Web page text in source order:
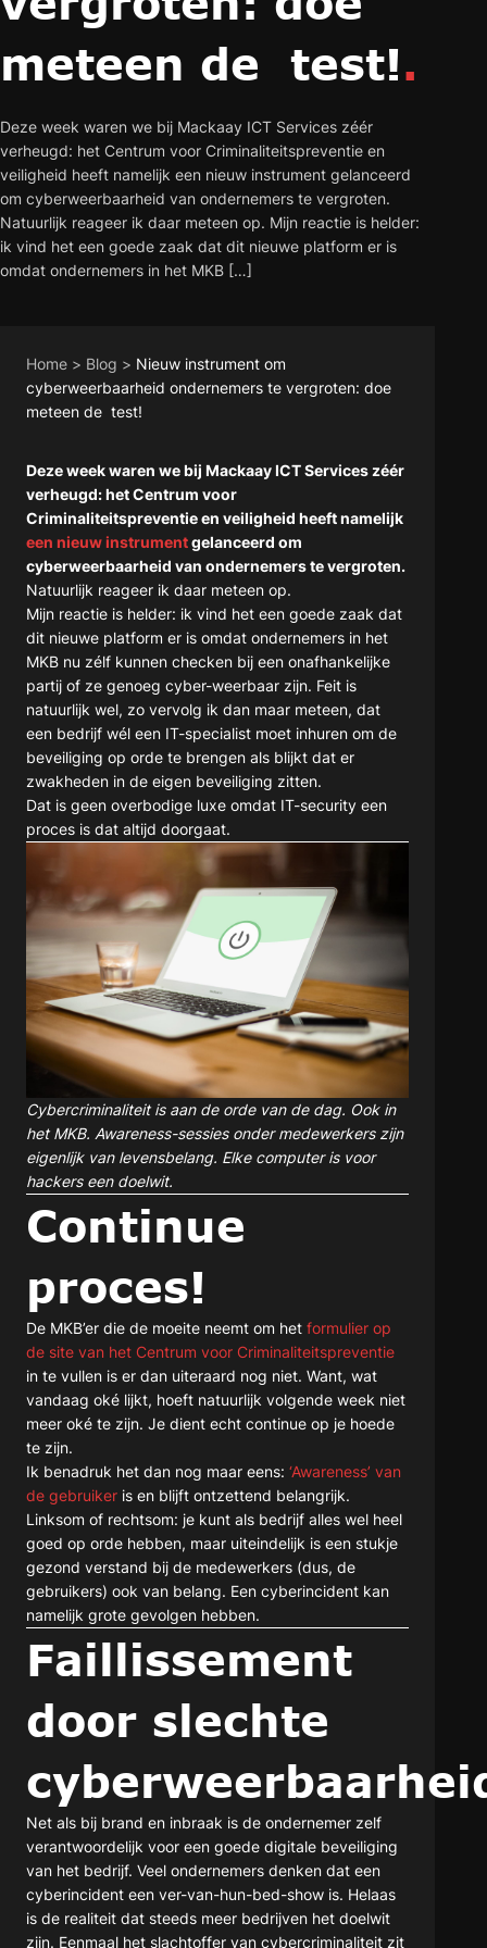
meteen de test!.
Deze week waren we bij Mackaay ICT Services zéér
verheugd: het Centrum voor Criminaliteitspreventie en
veiligheid heeft namelijk een nieuw instrument gelanceerd
om cyberweerbaarheid van ondernemers te vergroten.
Natuurlijk reageer ik daar meteen op. Mijn reactie is helder:
ik vind het een goede zaak dat dit nieuwe platform er is
omdat ondernemers in het MKB […]
Home > Blog > Nieuw instrument om
cyberweerbaarheid ondernemers te vergroten: doe
meteen de test!
Deze week waren we bij Mackaay ICT Services zéér
verheugd: het Centrum voor
Criminaliteitspreventie en veiligheid heeft namelijk
een nieuw instrumentgelanceerd om
cyberweerbaarheid van ondernemers te vergroten.
Natuurlijk reageer ik daar meteen op.
Mijn reactie is helder: ik vind het een goede zaak dat
dit nieuwe platform er is omdat ondernemers in het
MKB nu zélf kunnen checken bij een onafhankelijke
partij of ze genoeg cyber-weerbaar zijn. Feit is
natuurlijk wel, zo vervolg ik dan maar meteen, dat
een bedrijf wél een IT-specialist moet inhuren om de
beveiliging op orde te brengen als blijkt dat er
zwakheden in de eigen beveiliging zitten.
Dat is geen overbodige luxe omdat IT-security een
proces is dat altijd doorgaat.
Cybercriminaliteit is aan de orde van de dag. Ook in
het MKB. Awareness-sessies onder medewerkers zijn
eigenlijk van levensbelang. Elke computer is voor
hackers een doelwit.
Continue
proces!
De MKB’er die de moeite neemt om het formulier op
de site van het Centrum voor Criminaliteitspreventie
in te vullen is er dan uiteraard nog niet. Want, wat
vandaag oké lijkt, hoeft natuurlijk volgende week niet
meer oké te zijn. Je dient echt continue op je hoede
te zijn.
Ik benadruk het dan nog maar eens: ‘Awareness’ van
de gebruiker is en blijft ontzettend belangrijk.
Linksom of rechtsom: je kunt als bedrijf alles wel heel
goed op orde hebben, maar uiteindelijk is een stukje
gezond verstand bij de medewerkers (dus, de
gebruikers) ook van belang. Een cyberincident kan
namelijk grote gevolgen hebben.
Faillissement
door slechte
Net als bij brand en inbraak is de ondernemer zelf
verantwoordelijk voor een goede digitale beveiliging
van het bedrijf. Veel ondernemers denken dat een
cyberincident een ver-van-hun-bed-show is. Helaas
is de realiteit dat steeds meer bedrijven het doelwit
zijn. Eenmaal het slachtoffer van cybercriminaliteit zit